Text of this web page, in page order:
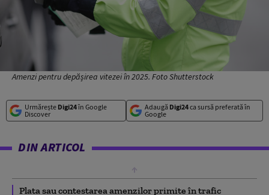
Amenzi pentru depășirea vitezei în 2025. Foto Shutterstock
Urmărește Digi24în Google
Discover
Adaugă Digi24ca sursă preferată în
Google
DIN ARTICOL
Plata sau contestarea amenzilor primite în trafic